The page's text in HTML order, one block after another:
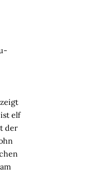
elf
der